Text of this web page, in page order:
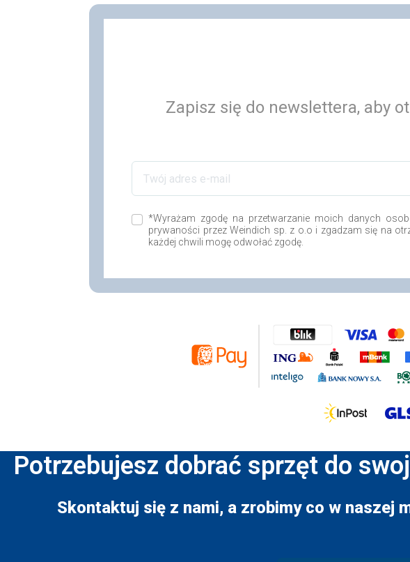
Zapisz się do newslettera, aby
*Wyrażam zgodę na przetwarzanie moich danych
prywaności przez Weindich sp. z o.o i zgadzam się na
każdej chwili mogę odwołać zgodę.
Potrzebujesz dobrać sprzęt do
Skontaktuj się z nami, a zrobimy co w naszej